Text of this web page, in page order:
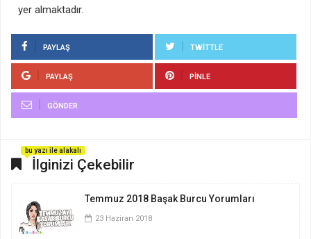
yer almaktadır.
PAYLAŞ TWITTLE
PAYLAŞ PINLE
GÖNDER
İlginizi Çekebilir
bu yazı ile alakalı
Temmuz 2018 Başak Burcu Yorumları
23 Haziran 2018